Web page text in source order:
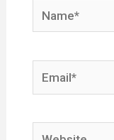
Name*
Email*
Website